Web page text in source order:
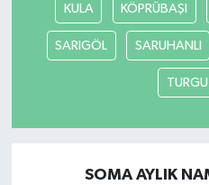
KULA KÖPRÜBAŞI
SARIGÖL SARUHANLI
SOMA AYLIK